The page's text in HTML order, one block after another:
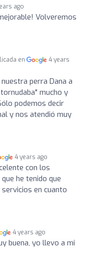
ago
Volveremos
en
4 years
perra Dana a
mucho y
podemos decir
y nos atendió muy
4 years ago
con los
he tenido que
en cuanto
4 years ago
buena, yo llevo a mi